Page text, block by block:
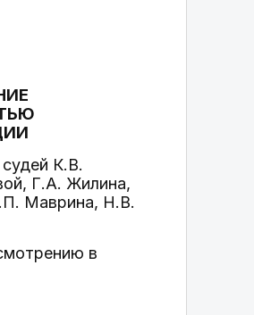
К.В.
Г.А. Жилина,
Маврина, Н.В.
в